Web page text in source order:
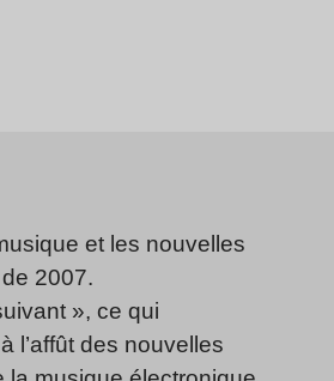
et les nouvelles
2007.
», ce qui
l’affût des nouvelles